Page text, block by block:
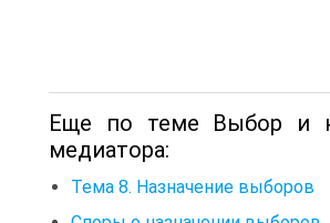
Еще по теме Выбор и
медиатора:
Тема 8. Назначение выборов